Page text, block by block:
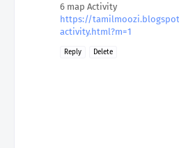
6 map Activity
https://
activity.html?m=1
Reply Delete